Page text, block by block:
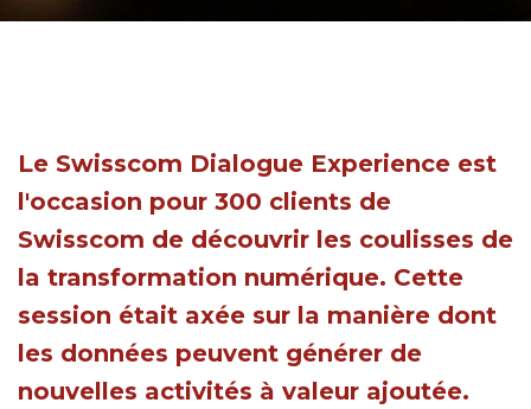
Le Swisscom Dialogue Experience est
l'occasion pour 300 clients de
Swisscom de découvrir les coulisses de
la transformation numérique. Cette
session était axée sur la manière dont
les données peuvent générer de
nouvelles activités à valeur ajoutée.